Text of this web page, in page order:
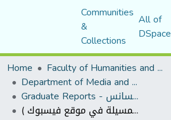
Communities
&
Collections
All of
DSpace
Home
Faculty of Humanities and Social Sciences
Department of Media and Communication Studies
Graduate Reports - تقارير الليسانس
الواب 2.0 و التطبيقات الإعلامية (دراسة حالة إذاعة المسيلة في موقع فيسبوك )